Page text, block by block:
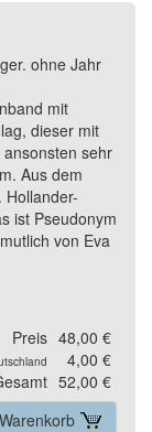
ohne Jahr
mit
dieser mit
sehr
Aus dem
Hollander-
ist Pseudonym
von Eva
Preis 48,00 €
4,00 €
52,00 €